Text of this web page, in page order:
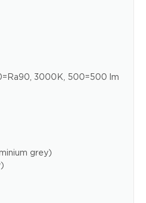
3000K, 500=500 lm
grey)